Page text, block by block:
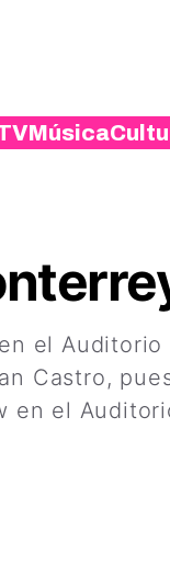
Música
el
Castro,
en el